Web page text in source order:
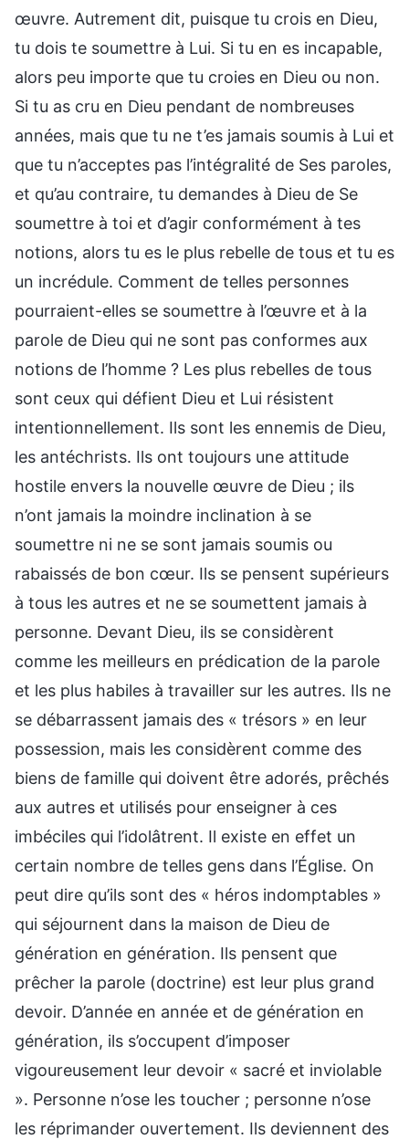
œuvre. Autrement dit, puisque tu crois en Dieu,
tu dois te soumettre à Lui. Si tu en es incapable,
alors peu importe que tu croies en Dieu ou non.
Si tu as cru en Dieu pendant de nombreuses
années, mais que tu ne t’es jamais soumis à Lui et
que tu n’acceptes pas l’intégralité de Ses paroles,
et qu’au contraire, tu demandes à Dieu de Se
soumettre à toi et d’agir conformément à tes
notions, alors tu es le plus rebelle de tous et tu es
un incrédule. Comment de telles personnes
pourraient-elles se soumettre à l’œuvre et à la
parole de Dieu qui ne sont pas conformes aux
notions de l’homme ? Les plus rebelles de tous
sont ceux qui défient Dieu et Lui résistent
intentionnellement. Ils sont les ennemis de Dieu,
les antéchrists. Ils ont toujours une attitude
hostile envers la nouvelle œuvre de Dieu ; ils
n’ont jamais la moindre inclination à se
soumettre ni ne se sont jamais soumis ou
rabaissés de bon cœur. Ils se pensent supérieurs
à tous les autres et ne se soumettent jamais à
personne. Devant Dieu, ils se considèrent
comme les meilleurs en prédication de la parole
et les plus habiles à travailler sur les autres. Ils ne
se débarrassent jamais des « trésors » en leur
possession, mais les considèrent comme des
biens de famille qui doivent être adorés, prêchés
aux autres et utilisés pour enseigner à ces
imbéciles qui l’idolâtrent. Il existe en effet un
certain nombre de telles gens dans l’Église. On
peut dire qu’ils sont des « héros indomptables »
qui séjournent dans la maison de Dieu de
génération en génération. Ils pensent que
prêcher la parole (doctrine) est leur plus grand
devoir. D’année en année et de génération en
génération, ils s’occupent d’imposer
vigoureusement leur devoir « sacré et inviolable
». Personne n’ose les toucher ; personne n’ose
les réprimander ouvertement. Ils deviennent des